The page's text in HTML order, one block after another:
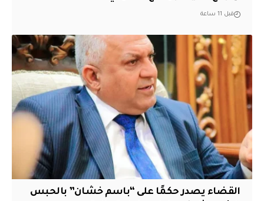
قبل 11 ساعة
القضاء يصدر حكمًا على “باسم خشان” بالحبس